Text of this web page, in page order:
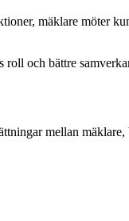
mäklare möter
och bättre
mellan mäklare,